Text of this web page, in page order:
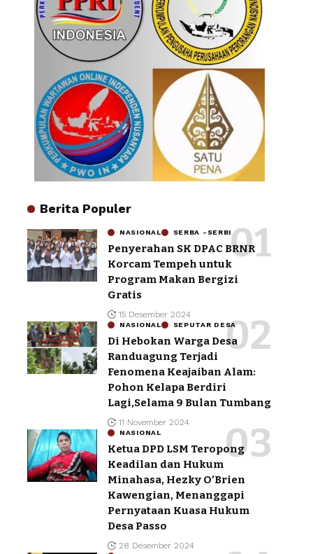
Berita Populer
NASIONAL SERBA -SERBI
Penyerahan SK DPAC BRNR
Korcam Tempeh untuk
Program Makan Bergizi
Gratis
15 Desember 2024
NASIONAL SEPUTAR DESA
Di Hebokan Warga Desa
Randuagung Terjadi
Fenomena Keajaiban Alam:
Pohon Kelapa Berdiri
Lagi,Selama 9 Bulan Tumbang
11 November 2024
NASIONAL
Ketua DPD LSM Teropong
Keadilan dan Hukum
Minahasa, Hezky O’Brien
Kawengian, Menanggapi
Pernyataan Kuasa Hukum
Desa Passo
28 Desember 2024